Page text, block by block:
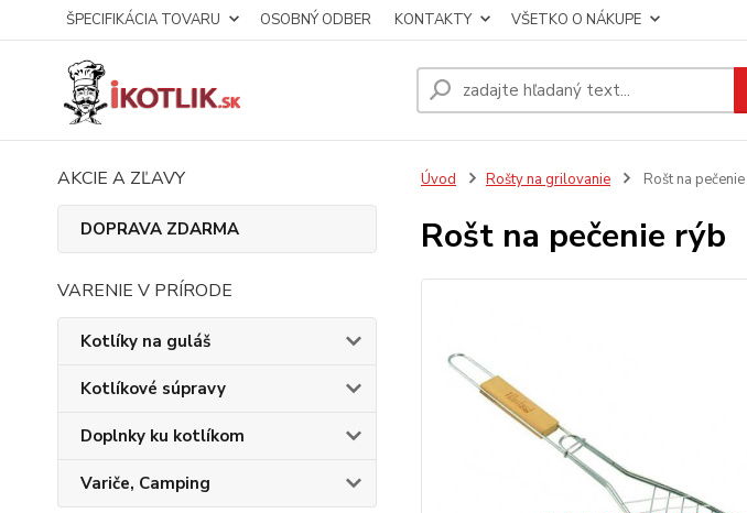
ŠPECIFIKÁCIA TOVARU OSOBNÝ ODBER KONTAKTY VŠETKO O NÁKUPE
AKCIE A ZĽAVY
DOPRAVA ZDARMA
VARENIE V PRÍRODE
Kotlíky na guláš
Kotlíkové súpravy
Doplnky ku kotlíkom
Variče, Camping
Úvod Rošty na grilovanie Rošt na
Rošt na pečenie rýb